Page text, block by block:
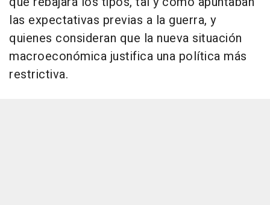
las expectativas previas a la guerra, y
quienes consideran que la nueva situación
macroeconómica justifica una política más
restrictiva.